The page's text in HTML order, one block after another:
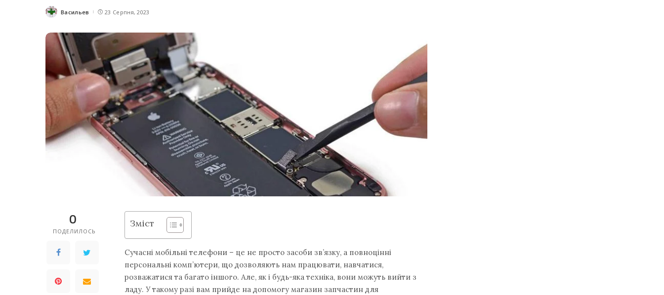
Posted
Васильев 23 Серпня, 2023
0
ПОДЕЛИЛОСЬ
Зміст
Сучасні мобільні телефони – це не просто засоби зв’язку, а повноцінні
персональні комп’ютери, що дозволяють нам працювати, навчатися,
розважатися та багато іншого. Але, як і будь-яка техніка, вони можуть вийти з
ладу. У такому разі вам прийде на допомогу магазин запчастин для